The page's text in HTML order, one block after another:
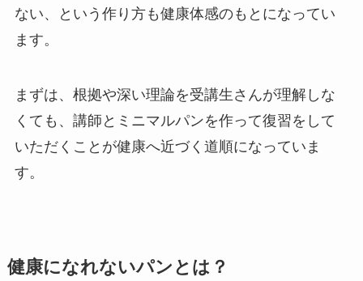
ない、という作り方も健康体感のもとになってい
ます。
まずは、根拠や深い理論を受講生さんが理解しな
くても、講師とミニマルパンを作って復習をして
いただくことが健康へ近づく道順になっていま
す。
健康になれないパンとは？